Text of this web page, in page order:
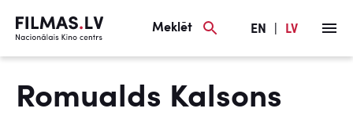
Meklēt EN LV
Romualds Kalsons